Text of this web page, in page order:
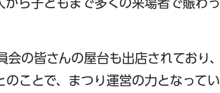
ら子どもまで多くの来場者で賑わっ
の皆さんの屋台も出店されており、
ことで、まつり運営の力となってい